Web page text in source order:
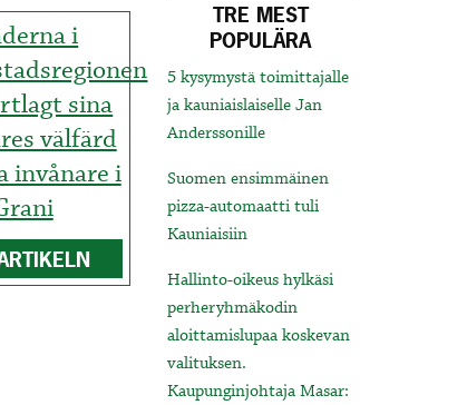
i
sina
välfärd
invånare i
TRE MEST
POPULÄRA
5 kysymystä toimittajalle
ja kauniaislaiselle Jan
Anderssonille
Suomen ensimmäinen
pizza-automaatti tuli
Kauniaisiin
Hallinto-oikeus hylkäsi
perheryhmäkodin
aloittamislupaa koskevan
valituksen.
Kaupunginjohtaja Masar: